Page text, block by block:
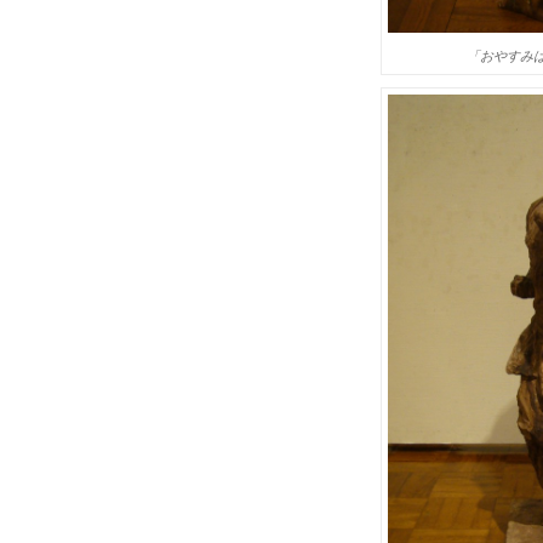
「おやす